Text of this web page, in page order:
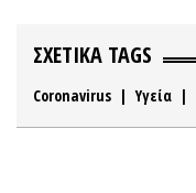
ΣΧΕΤΙΚΑ TAGS
Coronavirus |Υγεία |